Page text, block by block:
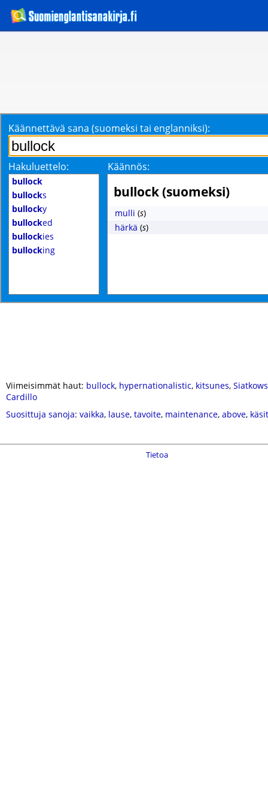
Käännettävä sana (suomeksi tai englanniksi):
Hakuluettelo: Käännös:
bullock
bullocks
bullocky
bullocked
bullockies
bullocking
bullock (suomeksi)
mulli (s)
härkä (s)
Viimeisimmät haut: bullock, hypernationalistic, kitsunes,
Cardillo
Suosittuja sanoja: vaikka, lause, tavoite, maintenance, above,
Tietoa